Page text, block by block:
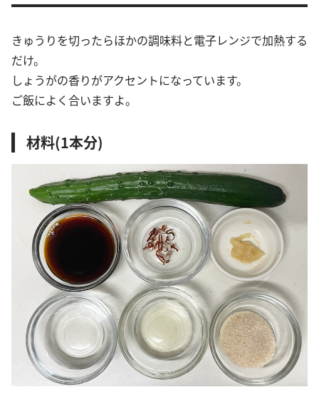
きゅうりを切ったらほかの調味料と電子レンジで加熱する
だけ。
しょうがの香りがアクセントになっています。
ご飯によく合いますよ。
材料(1本分)